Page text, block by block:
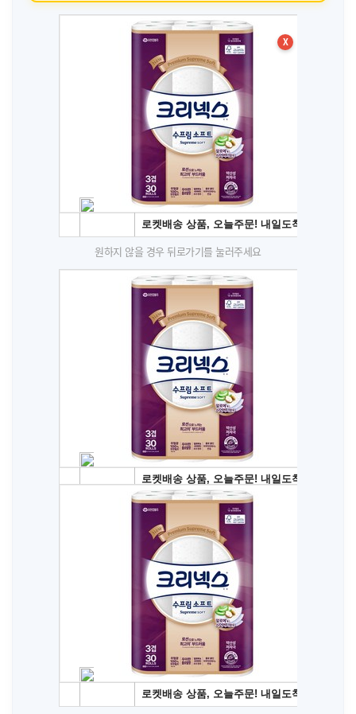
X
원하지 않을 경우 뒤로가기를 눌러주세요